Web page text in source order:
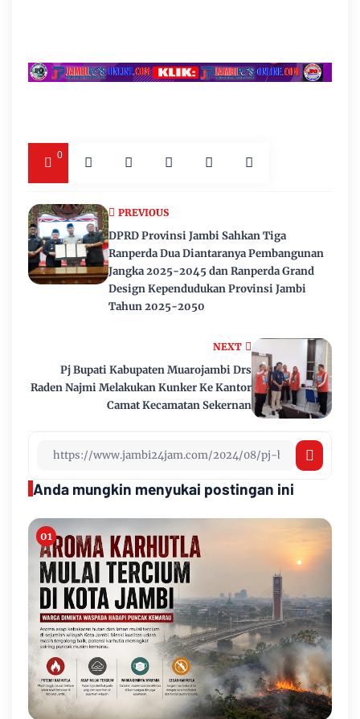
0
NEXT
Pj Bupati Kabupaten Muarojambi Drs
Raden Najmi Melakukan Kunker Ke Kantor
Camat Kecamatan Sekernan
PREVIOUS
DPRD Provinsi Jambi Sahkan Tiga
Ranperda Dua Diantaranya Pembangunan
Jangka 2025-2045 dan Ranperda Grand
Design Kependudukan Provinsi Jambi
Tahun 2025-2050
Anda mungkin menyukai postingan ini